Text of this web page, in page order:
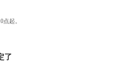
起。
了